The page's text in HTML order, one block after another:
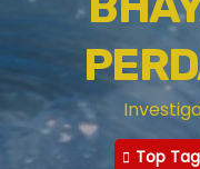
Top